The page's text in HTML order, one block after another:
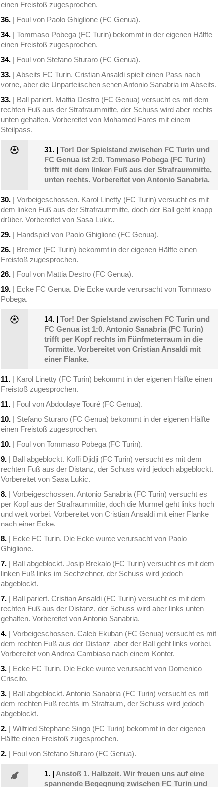
einen Freistoß zugesprochen.
36. | Foul von Paolo Ghiglione (FC Genua).
34. | Tommaso Pobega (FC Turin) bekommt in der eigenen Hälfte
einen Freistoß zugesprochen.
34. | Foul von Stefano Sturaro (FC Genua).
33. | Abseits FC Turin. Cristian Ansaldi spielt einen Pass nach
vorne, aber die Unparteiischen sehen Antonio Sanabria im Abseits.
33. | Ball pariert. Mattia Destro (FC Genua) versucht es mit dem
rechten Fuß aus der Strafraummitte, der Schuss wird aber rechts
unten gehalten. Vorbereitet von Mohamed Fares mit einem
Steilpass.
31. |Tor! Der Spielstand zwischen FC Turin und
FC Genua ist 2:0. Tommaso Pobega (FC Turin)
trifft mit dem linken Fuß aus der Strafraummitte,
unten rechts. Vorbereitet von Antonio Sanabria.
30. | Vorbeigeschossen. Karol Linetty (FC Turin) versucht es mit
dem linken Fuß aus der Strafraummitte, doch der Ball geht knapp
drüber. Vorbereitet von Sasa Lukic.
29. | Handspiel von Paolo Ghiglione (FC Genua).
26. | Bremer (FC Turin) bekommt in der eigenen Hälfte einen
Freistoß zugesprochen.
26. | Foul von Mattia Destro (FC Genua).
19. | Ecke FC Genua. Die Ecke wurde verursacht von Tommaso
Pobega.
14. |Tor! Der Spielstand zwischen FC Turin und
FC Genua ist 1:0. Antonio Sanabria (FC Turin)
trifft per Kopf rechts im Fünfmeterraum in die
Tormitte. Vorbereitet von Cristian Ansaldi mit
einer Flanke.
11. | Karol Linetty (FC Turin) bekommt in der eigenen Hälfte einen
Freistoß zugesprochen.
11. | Foul von Abdoulaye Touré (FC Genua).
10. | Stefano Sturaro (FC Genua) bekommt in der eigenen Hälfte
einen Freistoß zugesprochen.
10. | Foul von Tommaso Pobega (FC Turin).
9. | Ball abgeblockt. Koffi Djidji (FC Turin) versucht es mit dem
rechten Fuß aus der Distanz, der Schuss wird jedoch abgeblockt.
Vorbereitet von Sasa Lukic.
8. | Vorbeigeschossen. Antonio Sanabria (FC Turin) versucht es
per Kopf aus der Strafraummitte, doch die Murmel geht links hoch
und weit vorbei. Vorbereitet von Cristian Ansaldi mit einer Flanke
nach einer Ecke.
8. | Ecke FC Turin. Die Ecke wurde verursacht von Paolo
Ghiglione.
7. | Ball abgeblockt. Josip Brekalo (FC Turin) versucht es mit dem
linken Fuß links im Sechzehner, der Schuss wird jedoch
abgeblockt.
7. | Ball pariert. Cristian Ansaldi (FC Turin) versucht es mit dem
rechten Fuß aus der Distanz, der Schuss wird aber links unten
gehalten. Vorbereitet von Antonio Sanabria.
4. | Vorbeigeschossen. Caleb Ekuban (FC Genua) versucht es mit
dem rechten Fuß aus der Distanz, aber der Ball geht links vorbei.
Vorbereitet von Andrea Cambiaso nach einem Konter.
3. | Ecke FC Turin. Die Ecke wurde verursacht von Domenico
Criscito.
3. | Ball abgeblockt. Antonio Sanabria (FC Turin) versucht es mit
dem rechten Fuß rechts im Strafraum, der Schuss wird jedoch
abgeblockt.
2. | Wilfried Stephane Singo (FC Turin) bekommt in der eigenen
Hälfte einen Freistoß zugesprochen.
2. | Foul von Stefano Sturaro (FC Genua).
1. | Anstoß 1. Halbzeit. Wir freuen uns auf eine
spannende Begegnung zwischen FC Turin und